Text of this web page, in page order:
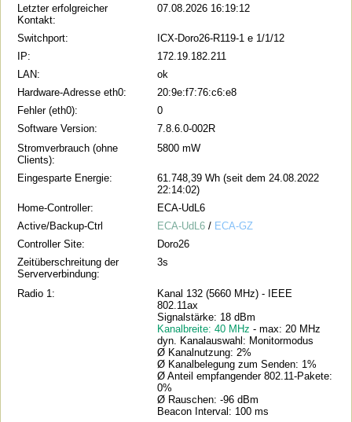
Letzter erfolgreicher
Kontakt:
07.08.2026 16:19:12
Switchport:
ICX-Doro26-R119-1 e 1/1/12
IP:
172.19.182.211
LAN:
ok
Hardware-Adresse eth0:
20:9e:f7:76:c6:e8
Fehler (eth0):
0
Software Version:
7.8.6.0-002R
Stromverbrauch (ohne
Clients):
5800 mW
Eingesparte Energie:
61.748,39 Wh (seit dem 24.08.2022
22:14:02)
Home-Controller:
ECA-UdL6
Active/Backup-Ctrl
ECA-UdL6 / ECA-GZ
Controller Site:
Doro26
Zeitüberschreitung der
Serververbindung:
3s
Radio 1:
Kanal 132 (5660 MHz) - IEEE
802.11ax
Signalstärke: 18 dBm
Kanalbreite: 40 MHz- max: 20 MHz
dyn. Kanalauswahl: Monitormodus
Ø Kanalnutzung: 2%
Ø Kanalbelegung zum Senden: 1%
Ø Anteil empfangender 802.11-Pakete:
0%
Ø Rauschen: -96 dBm
Beacon Interval: 100 ms